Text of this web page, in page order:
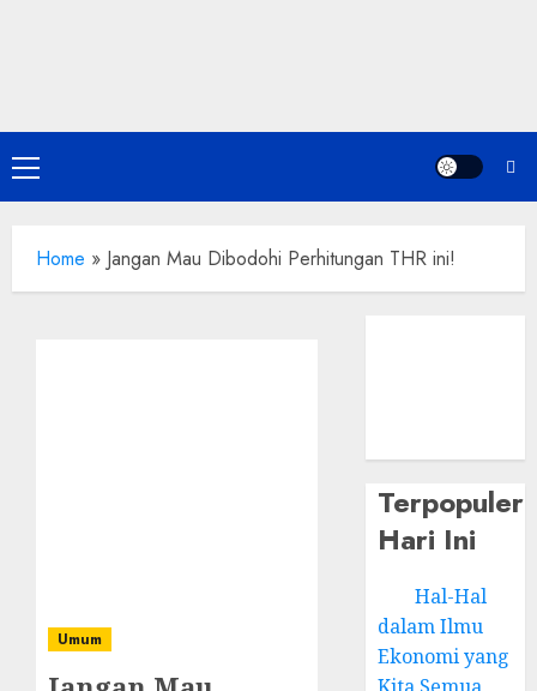
Primary
Menu
Home » Jangan Mau Dibodohi Perhitungan THR ini!
Umum
Terpopuler
Hari Ini
Hal-Hal
dalam Ilmu
Ekonomi yang
Kita Semua